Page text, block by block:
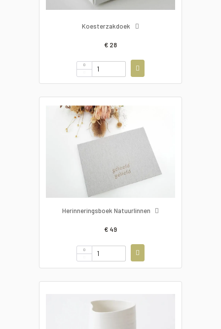
Koesterzakdoek
€ 28
Herinneringsboek Natuurlinnen
€ 49